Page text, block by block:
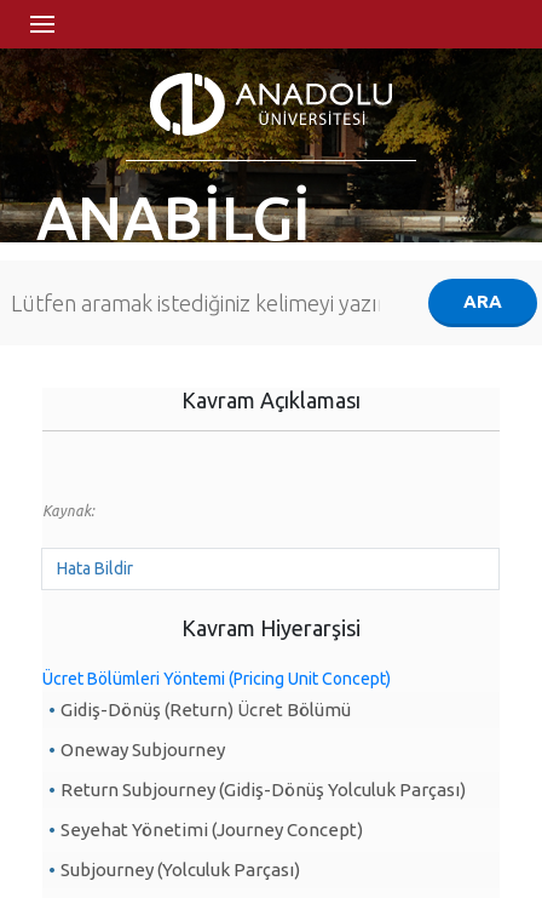
ANABİLGİ
Kavram Açıklaması
Kaynak:
Hata Bildir
Kavram Hiyerarşisi
Ücret Bölümleri Yöntemi (Pricing Unit Concept)
Gidiş-Dönüş (Return) Ücret Bölümü
Oneway Subjourney
Return Subjourney (Gidiş-Dönüş Yolculuk Parçası)
Seyehat Yönetimi (Journey Concept)
Subjourney (Yolculuk Parçası)